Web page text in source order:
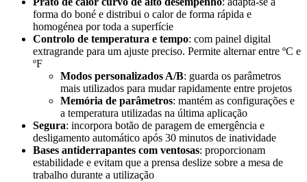
forma do boné e distribui o calor de forma rápida e
homogénea por toda a superfície
Controlo de temperatura e tempo: com painel digital
extragrande para um ajuste preciso. Permite alternar entre ºC e
ºF
Modos personalizados A/B: guarda os parâmetros
mais utilizados para mudar rapidamente entre projetos
Memória de parâmetros: mantém as configurações e
a temperatura utilizadas na última aplicação
Segura: incorpora botão de paragem de emergência e
desligamento automático após 30 minutos de inatividade
Bases antiderrapantes com ventosas: proporcionam
estabilidade e evitam que a prensa deslize sobre a mesa de
trabalho durante a utilização